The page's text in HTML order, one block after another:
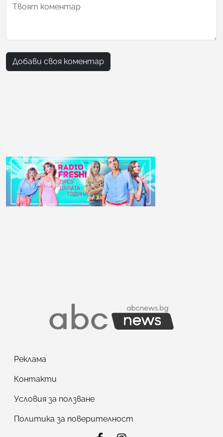
Добави своя коментар
Реклама
Контакти
Условия за ползване
Политика за поверителност